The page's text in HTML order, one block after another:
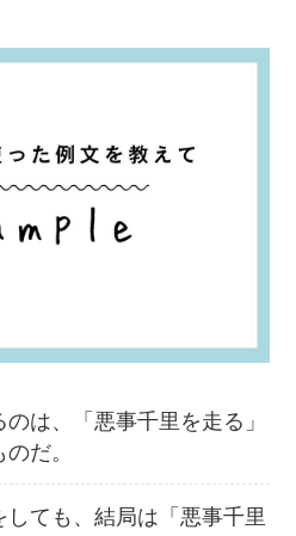
は、「悪事千里を走る」
だ。
しても、結局は「悪事千里